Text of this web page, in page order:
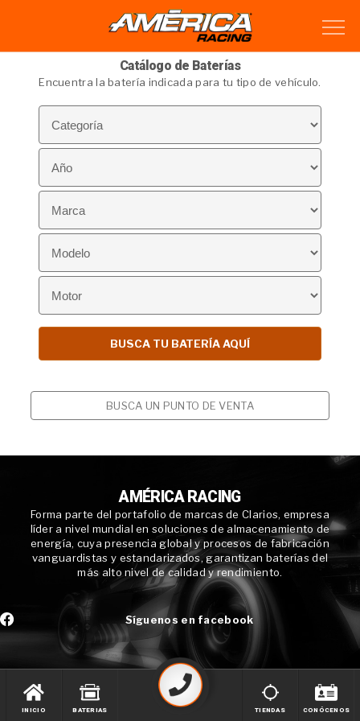
Catálogo de Baterías
Encuentra la batería indicada para tu tipo de vehículo.
BUSCA UN PUNTO DE VENTA
AMÉRICA RACING
Forma parte del portafolio de marcas de Clarios, empresa
líder a nivel mundial en soluciones de almacenamiento de
energía, cuya presencia global y procesos de fabricación
vanguardistas y estandarizados, garantizan baterías del
más alto nivel de calidad y rendimiento.
Síguenos en facebook
INICIO BATERIAS TIENDAS CONÓCENOS